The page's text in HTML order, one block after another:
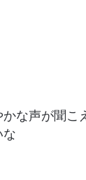
な声が聞こ